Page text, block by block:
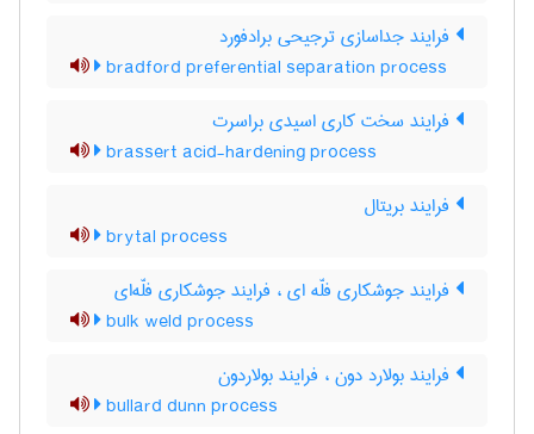
فرایند جداسازی ترجیحی برادفورد
bradford preferential separation process
فرایند سخت کاری اسیدی براسرت
brassert acid-hardening process
فرایند بریتال
brytal process
فرایند جوشکاری فلّه ای ، فرایند جوشکاری فلّه‌ای
bulk weld process
فرایند بولارد دون ، فرایند بولاردون
bullard dunn process